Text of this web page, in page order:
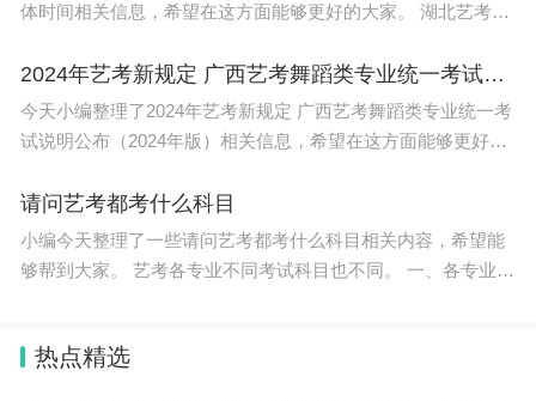
体时间相关信息，希望在这方面能够更好的大家。 湖北艺考时
与主持
2024年艺考新规定 广西艺考舞蹈类专业统一考试说明公布（2024年版）
今天小编整理了2024年艺考新规定 广西艺考舞蹈类专业统一考
试说明公布（2024年版）相关信息，希望在这方面能够更好帮
年以后，艺术类校考依然允许存在
请问艺考都考什么科目
小编今天整理了一些请问艺考都考什么科目相关内容，希望能
够帮到大家。 艺考各专业不同考试科目也不同。 一、各专业考
热点精选